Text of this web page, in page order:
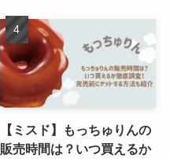
【ミスド】もっちゅりんの
販売時間は？いつ買えるか